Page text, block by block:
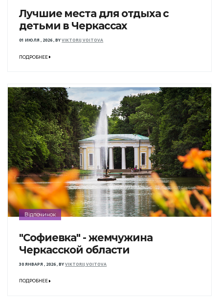
Лучшие места для отдыха с
детьми в Черкассах
01 ИЮЛЯ , 2026,BYVIKTORIJ VOITOVA
ПОДРОБНЕЕ
Відпочинок
"Софиевка" - жемчужина
Черкасской области
30 ЯНВАРЯ , 2026,BYVIKTORIJ VOITOVA
ПОДРОБНЕЕ